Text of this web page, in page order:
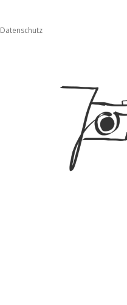
Datenschutz